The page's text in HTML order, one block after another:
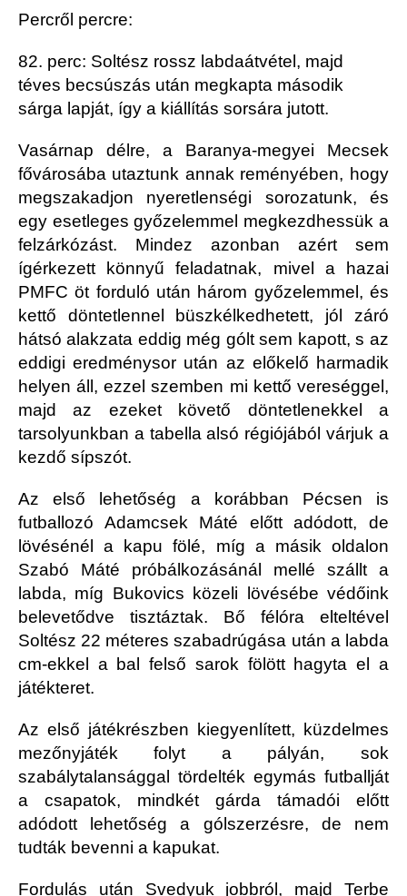
Percről percre:
82. perc: Soltész rossz labdaátvétel, majd
téves becsúszás után megkapta második
sárga lapját, így a kiállítás sorsára jutott.
Vasárnap délre, a Baranya-megyei Mecsek
fővárosába utaztunk annak reményében, hogy
megszakadjon nyeretlenségi sorozatunk, és
egy esetleges győzelemmel megkezdhessük a
felzárkózást. Mindez azonban azért sem
ígérkezett könnyű feladatnak, mivel a hazai
PMFC öt forduló után három győzelemmel, és
kettő döntetlennel büszkélkedhetett, jól záró
hátsó alakzata eddig még gólt sem kapott, s az
eddigi eredménysor után az előkelő harmadik
helyen áll, ezzel szemben mi kettő vereséggel,
majd az ezeket követő döntetlenekkel a
tarsolyunkban a tabella alsó régiójából várjuk a
kezdő sípszót.
Az első lehetőség a korábban Pécsen is
futballozó Adamcsek Máté előtt adódott, de
lövésénél a kapu fölé, míg a másik oldalon
Szabó Máté próbálkozásánál mellé szállt a
labda, míg Bukovics közeli lövésébe védőink
belevetődve tisztáztak. Bő félóra elteltével
Soltész 22 méteres szabadrúgása után a labda
cm-ekkel a bal felső sarok fölött hagyta el a
játékteret.
Az első játékrészben kiegyenlített, küzdelmes
mezőnyjáték folyt a pályán, sok
szabálytalansággal tördelték egymás futballját
a csapatok, mindkét gárda támadói előtt
adódott lehetőség a gólszerzésre, de nem
tudták bevenni a kapukat.
Fordulás után Svedyuk jobbról, majd Terbe